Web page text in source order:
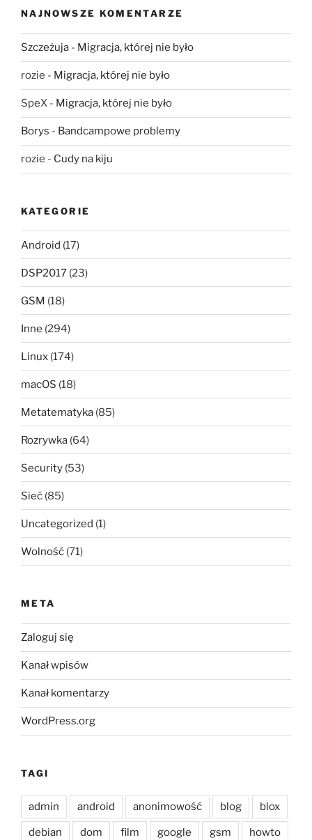
NAJNOWSZE KOMENTARZE
Szczeżuja - Migracja, której nie było
rozie - Migracja, której nie było
SpeX - Migracja, której nie było
Borys - Bandcampowe problemy
rozie - Cudy na kiju
KATEGORIE
Android (17)
DSP2017 (23)
GSM (18)
Inne (294)
Linux (174)
macOS (18)
Metatematyka (85)
Rozrywka (64)
Security (53)
Sieć (85)
Uncategorized (1)
Wolność (71)
META
Zaloguj się
Kanał wpisów
Kanał komentarzy
WordPress.org
TAGI
admin android anonimowość blog blox
debian dom film google gsm howto